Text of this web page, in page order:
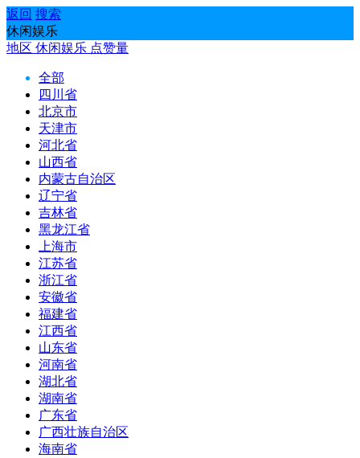
返回 搜索
休闲娱乐
地区 休闲娱乐 点赞量
全部
四川省
北京市
天津市
河北省
山西省
内蒙古自治区
辽宁省
吉林省
黑龙江省
上海市
江苏省
浙江省
安徽省
福建省
江西省
山东省
河南省
湖北省
湖南省
广东省
广西壮族自治区
海南省